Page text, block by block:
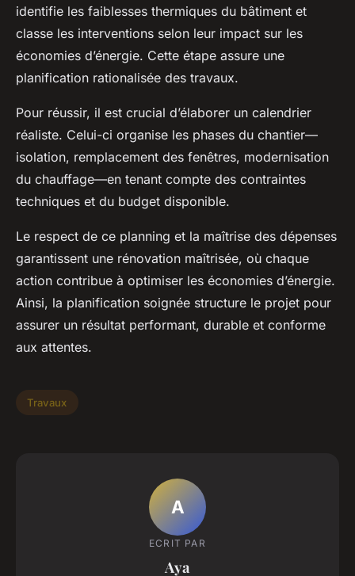
identifie les faiblesses thermiques du bâtiment et
classe les interventions selon leur impact sur les
économies d’énergie. Cette étape assure une
planification rationalisée des travaux.
Pour réussir, il est crucial d’élaborer un calendrier
réaliste. Celui-ci organise les phases du chantier—
isolation, remplacement des fenêtres, modernisation
du chauffage—en tenant compte des contraintes
techniques et du budget disponible.
Le respect de ce planning et la maîtrise des dépenses
garantissent une rénovation maîtrisée, où chaque
action contribue à optimiser les économies d’énergie.
Ainsi, la planification soignée structure le projet pour
assurer un résultat performant, durable et conforme
aux attentes.
Travaux
A
ECRIT PAR
Aya